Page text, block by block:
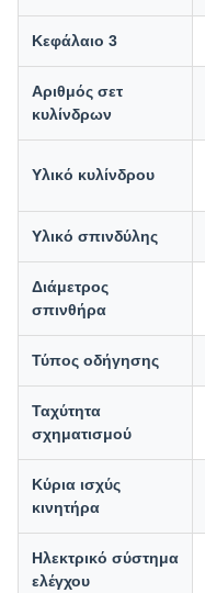
Κεφάλαιο 3
Αριθμός σετ
κυλίνδρων
Υλικό κυλίνδρου
Υλικό σπινδύλης
Διάμετρος
σπινθήρα
Τύπος οδήγησης
Ταχύτητα
σχηματισμού
Κύρια ισχύς
κινητήρα
Ηλεκτρικό σύστημα
ελέγχου